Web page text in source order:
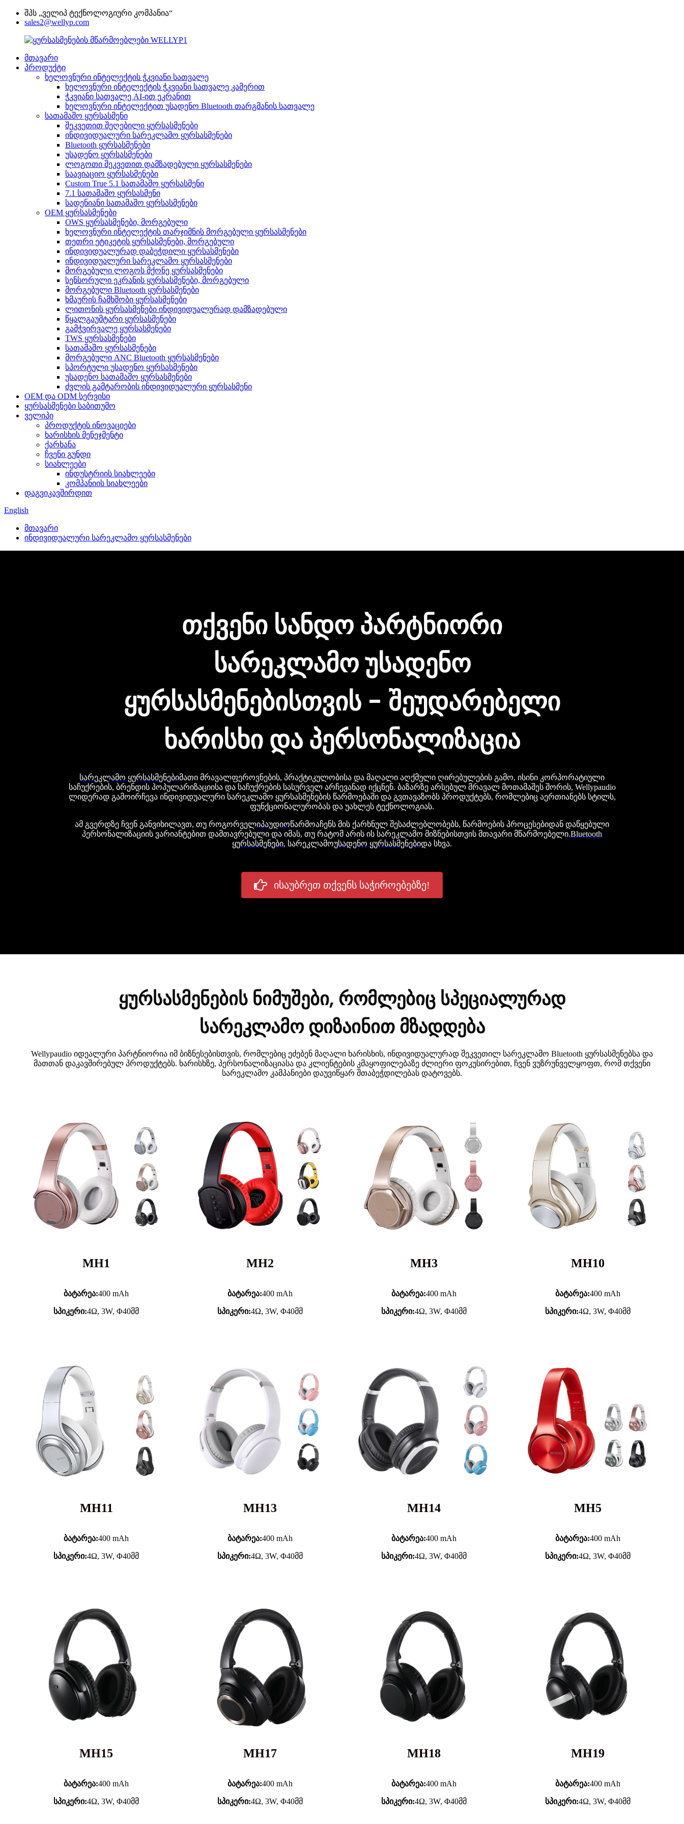
შპს „ველიპ ტექნოლოგიური კომპანია“
sales2@wellyp.com
მთავარი
პროდუქტი
ხელოვნური ინტელექტის ჭკვიანი სათვალე
ხელოვნური ინტელექტის ჭკვიანი სათვალე კამერით
ჭკვიანი სათვალე AI-ით ეკრანით
ხელოვნური ინტელექტით უსადენო Bluetooth თარგმანის სათვალე
სათამაშო ყურსასმენი
შეკვეთით შეღებილი ყურსასმენები
ინდივიდუალური სარეკლამო ყურსასმენები
Bluetooth ყურსასმენები
უსადენო ყურსასმენები
ლოგოთი შეკვეთით დამზადებული ყურსასმენები
საავიაციო ყურსასმენები
Custom True 5.1 სათამაშო ყურსასმენი
7.1 სათამაშო ყურსასმენი
სადენიანი სათამაშო ყურსასმენები
OEM ყურსასმენები
OWS ყურსასმენები, მორგებული
ხელოვნური ინტელექტის თარჯიმნის მორგებული ყურსასმენები
თეთრი ეტიკეტის ყურსასმენები, მორგებული
ინდივიდუალურად დაბეჭდილი ყურსასმენები
ინდივიდუალური სარეკლამო ყურსასმენები
მორგებული ლოგოს მქონე ყურსასმენები
სენსორული ეკრანის ყურსასმენები, მორგებული
მორგებული Bluetooth ყურსასმენები
ხმაურის ჩამხშობი ყურსასმენები
ლითონის ყურსასმენები ინდივიდუალურად დამზადებული
წყალგაუმტარი ყურსასმენები
გამჭვირვალე ყურსასმენები
TWS ყურსასმენები
სათამაშო ყურსასმენები
მორგებული ANC Bluetooth ყურსასმენები
სპორტული უსადენო ყურსასმენები
უსადენო სათამაშო ყურსასმენები
ძვლის გამტარობის ინდივიდუალური ყურსასმენი
OEM და ODM სერვისი
ყურსასმენები საბითუმო
ველიპი
პროდუქტის ინოვაციები
ხარისხის მენეჯმენტი
ქარხანა
ჩვენი გუნდი
სიახლეები
ინდუსტრიის სიახლეები
კომპანიის სიახლეები
დაგვიკავშირდით
English
მთავარი
ინდივიდუალური სარეკლამო ყურსასმენები
თქვენი სანდო პარტნიორი
სარეკლამო უსადენო
ყურსასმენებისთვის - შეუდარებელი
ხარისხი და პერსონალიზაცია
სარეკლამო ყურსასმენებიმათი მრავალფეროვნების, პრაქტიკულობისა და მაღალი აღქმული ღირებულების გამო, ისინი კორპორატიული
საჩუქრების, ბრენდის პოპულარიზაციისა და საჩუქრების სასურველ არჩევანად იქცნენ. ბაზარზე არსებულ მრავალ მოთამაშეს შორის, Wellypaudio
ლიდერად გამოირჩევა ინდივიდუალური სარეკლამო ყურსასმენების წარმოებაში და გვთავაზობს პროდუქტებს, რომლებიც აერთიანებს სტილს,
ფუნქციონალურობას და უახლეს ტექნოლოგიას.
ამ გვერდზე ჩვენ განვიხილავთ, თუ როგორველიპაუდიოწარმოაჩენს მის ქარხნულ შესაძლებლობებს, წარმოების პროცესებიდან დაწყებული
პერსონალიზაციის ვარიანტებით დამთავრებული და იმას, თუ რატომ არის ის სარეკლამო მიზნებისთვის მთავარი მწარმოებელი.Bluetooth
ყურსასმენები, სარეკლამოუსადენო ყურსასმენებიდა სხვა.
ისაუბრეთ თქვენს საჭიროებებზე!
ყურსასმენების ნიმუშები, რომლებიც სპეციალურად
სარეკლამო დიზაინით მზადდება
Wellypaudio იდეალური პარტნიორია იმ ბიზნესებისთვის, რომლებიც ეძებენ მაღალი ხარისხის, ინდივიდუალურად შეკვეთილ სარეკლამო Bluetooth ყურსასმენებსა და
მათთან დაკავშირებულ პროდუქტებს. ხარისხზე, პერსონალიზაციასა და კლიენტების კმაყოფილებაზე ძლიერი ფოკუსირებით, ჩვენ ვუზრუნველყოფთ, რომ თქვენი
სარეკლამო კამპანიები დაუვიწყარ შთაბეჭდილებას დატოვებს.
MH1
ბატარეა:400 mAh
სპიკერი:4Ω, 3W, Φ40მმ
MH2
ბატარეა:400 mAh
სპიკერი:4Ω, 3W, Φ40მმ
MH3
ბატარეა:400 mAh
სპიკერი:4Ω, 3W, Φ40მმ
MH10
ბატარეა:400 mAh
სპიკერი:4Ω, 3W, Φ40მმ
MH11
ბატარეა:400 mAh
სპიკერი:4Ω, 3W, Φ40მმ
MH13
ბატარეა:400 mAh
სპიკერი:4Ω, 3W, Φ40მმ
MH14
ბატარეა:400 mAh
სპიკერი:4Ω, 3W, Φ40მმ
MH5
ბატარეა:400 mAh
სპიკერი:4Ω, 3W, Φ40მმ
MH15
ბატარეა:400 mAh
სპიკერი:4Ω, 3W, Φ40მმ
MH17
ბატარეა:400 mAh
სპიკერი:4Ω, 3W, Φ40მმ
MH18
ბატარეა:400 mAh
სპიკერი:4Ω, 3W, Φ40მმ
MH19
ბატარეა:400 mAh
სპიკერი:4Ω, 3W, Φ40მმ